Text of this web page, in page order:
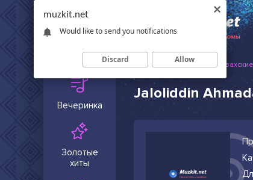
Вечеринка
Золотые
хиты
Muzkit.net Русские и
Jaloliddin
muzkit.net
Would like to send you notifications
Discard Allow